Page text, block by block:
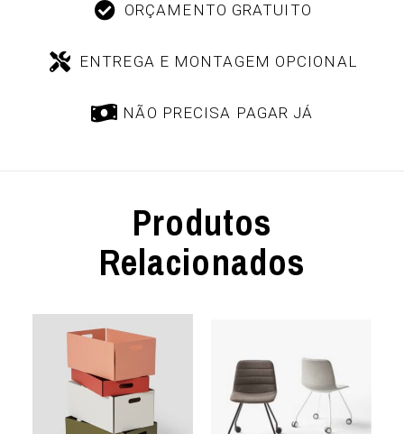
ORÇAMENTO GRATUITO
ENTREGA E MONTAGEM OPCIONAL
NÃO PRECISA PAGAR JÁ
Produtos
Relacionados